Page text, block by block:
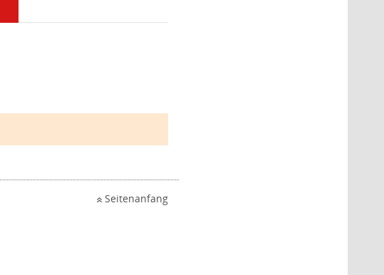
Seitenanfang